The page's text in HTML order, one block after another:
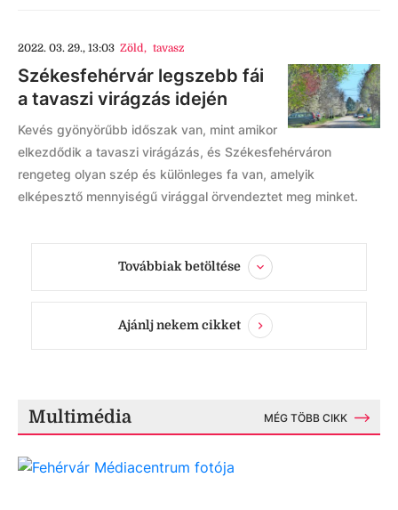
2022. 03. 29., 13:03 Zöld, tavasz
Székesfehérvár legszebb fái
a tavaszi virágzás idején
Kevés gyönyörűbb időszak van, mint amikor
elkezdődik a tavaszi virágázás, és Székesfehérváron
rengeteg olyan szép és különleges fa van, amelyik
elképesztő mennyiségű virággal örvendeztet meg minket.
Továbbiak betöltése
Ajánlj nekem cikket
Multimédia MÉG TÖBB CIKK